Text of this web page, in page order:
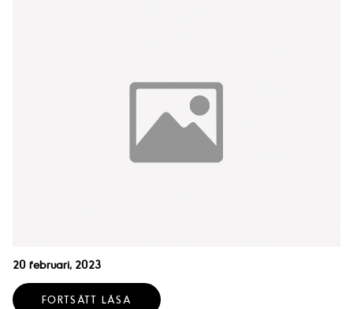
20 februari, 2023
FORTSÄTT LÄSA